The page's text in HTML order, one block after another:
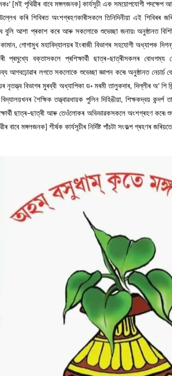
’ [মই পৃথিৱীৰ বাবে মঙ্গলজনক] কাৰ্যসূচী এক সময়োপযোগী পদক্ষেপ
কৰি শিবিৰত অংশগ্ৰহণকাৰীসকলে তিনিদিনীয়া এই শিবিৰৰ
ব বুলি আশা প্ৰকাশ কৰে আৰু সকলোকে শুভেচ্ছা জনায়৷ অনুষ্ঠানত
কামান,গোগামুখ মহাবিদ্যালয়ৰ ইংৰাজী বিভাগৰ সহযোগী অধ্যাপক
প্ৰমুখ্যে বক্তাসকলে প্ৰশিক্ষাৰ্থী ছাত্ৰ–ছাত্ৰীসকলৰ বোধগম্য
আগবঢ়োৱাৰ লগতে সকলোকে শুভেচ্ছা জ্ঞাপন কৰে৷ অনুষ্ঠানত নেচাৰ্চ
নৃতত্ত্ব বিভাগৰ মুৰব্বী অধ্যাপিকা ড॰ মৰমী তালুকদাৰ, দিল্লীৰ অ’পি
বিদ্যালয়খনৰ শৈক্ষিক তত্ত্বাৱধায়ক পুলিন দিহিঙীয়া, শিক্ষকদ্বয় কন্দৰ্প
ছাত্ৰ–ছাত্ৰী আৰু তেওঁলোকৰ অভিভাৱকসকলে অংশগ্ৰহণ কৰে৷
বাবে মঙ্গলজনক ]শীৰ্ষক কাৰ্যসূচীৰ নিৰ্দিষ্ট পাঁচটা সংকল্প গ্ৰহণৰ জৰিয়তে